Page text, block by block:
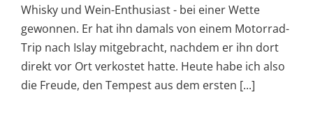
Whisky und Wein-Enthusiast - bei einer Wette
gewonnen. Er hat ihn damals von einem Motorrad-
Trip nach Islay mitgebracht, nachdem er ihn dort
direkt vor Ort verkostet hatte. Heute habe ich also
die Freude, den Tempest aus dem ersten [...]